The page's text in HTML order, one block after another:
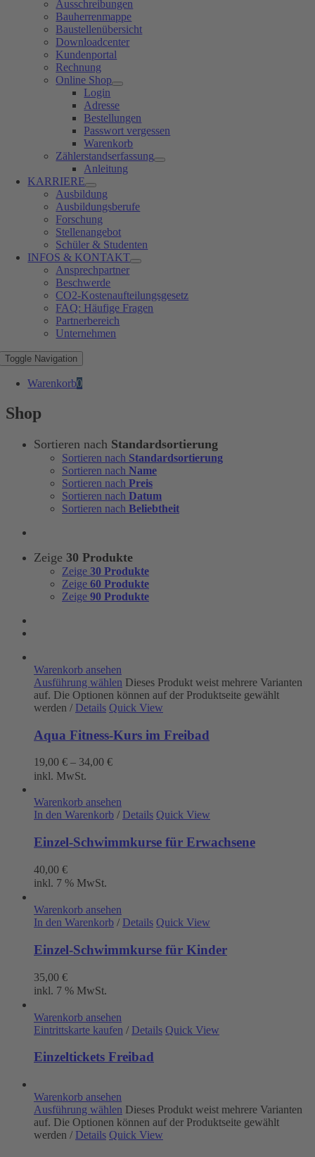
Ausschreibungen
Bauherrenmappe
Baustellenübersicht
Downloadcenter
Kundenportal
Rechnung
Online Shop
Login
Adresse
Bestellungen
Passwort vergessen
Warenkorb
Zählerstandserfassung
Anleitung
KARRIERE
Ausbildung
Ausbildungsberufe
Forschung
Stellenangebot
Schüler & Studenten
INFOS & KONTAKT
Ansprechpartner
Beschwerde
CO2-Kostenaufteilungsgesetz
FAQ: Häufige Fragen
Partnerbereich
Unternehmen
Toggle Navigation
Warenkorb0
Shop
Sortieren nach Standardsortierung
Sortieren nach Standardsortierung
Sortieren nach Name
Sortieren nach Preis
Sortieren nach Datum
Sortieren nach Beliebtheit
Zeige 30 Produkte
Zeige 30 Produkte
Zeige 60 Produkte
Zeige 90 Produkte
Warenkorb ansehen
Ausführung wählen Dieses Produkt weist mehrere Varianten
auf. Die Optionen können auf der Produktseite gewählt
werden / Details Quick View
Aqua Fitness-Kurs im Freibad
19,00 € – 34,00 €
inkl. MwSt.
Warenkorb ansehen
In den Warenkorb / Details Quick View
Einzel-Schwimmkurse für Erwachsene
40,00 €
inkl. 7 % MwSt.
Warenkorb ansehen
In den Warenkorb / Details Quick View
Einzel-Schwimmkurse für Kinder
35,00 €
inkl. 7 % MwSt.
Warenkorb ansehen
Eintrittskarte kaufen / Details Quick View
Einzeltickets Freibad
Warenkorb ansehen
Ausführung wählen Dieses Produkt weist mehrere Varianten
auf. Die Optionen können auf der Produktseite gewählt
werden / Details Quick View